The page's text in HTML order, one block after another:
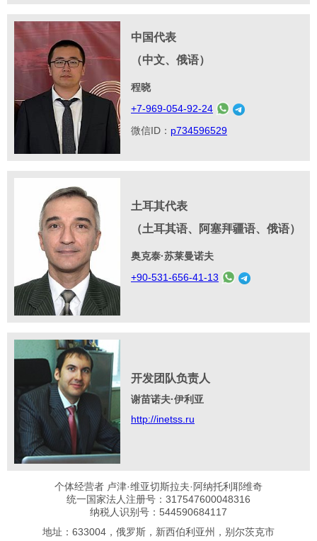
中国代表
（中文、俄语）
程晓
+7-969-054-92-24
微信ID： p734596529
土耳其代表
（土耳其语、阿塞拜疆语、俄语）
奥克泰·苏莱曼诺夫
+90-531-656-41-13
开发团队负责人
谢苗诺夫·伊利亚
http://inetss.ru
个体经营者 卢津·维亚切斯拉夫·阿纳托利耶维奇
统一国家法人注册号：317547600048316
纳税人识别号：544590684117
地址：633004，俄罗斯，新西伯利亚州，别尔茨克市